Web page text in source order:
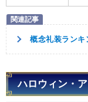
概念礼装ランキ
ハロウィン・